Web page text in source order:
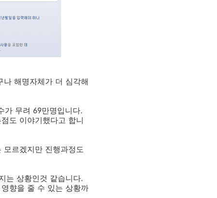
해명자체가 더 심각해
가 무려 69만명입니다.
도 이야기했다고 합니
르겠지만 진행과정도
는 상황인것 같습니다.
향을 줄 수 있는 상황까